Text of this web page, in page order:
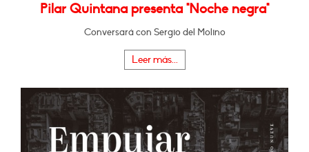
Pilar Quintana presenta "Noche negra"
Conversará con Sergio del Molino
Leer más...